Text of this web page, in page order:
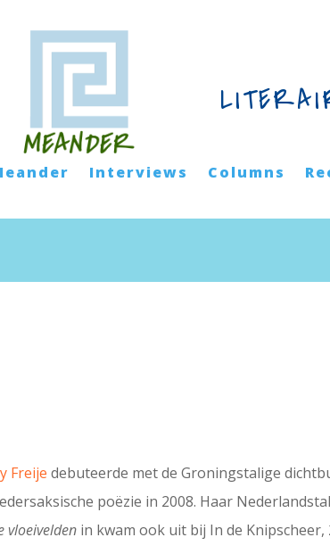
Interviews Columns
Freije debuteerde met de Groningstalige
poëzie in 2008. Haar
vloeivelden in kwam ook uit bij In de Knipscheer,